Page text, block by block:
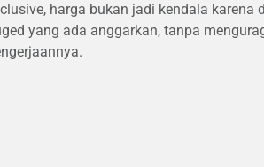
harga bukan jadi kendala karena
yang ada anggarkan, tanpa